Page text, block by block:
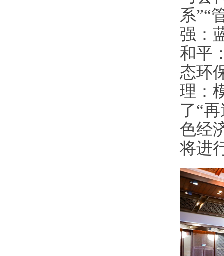
系”“
强：
和平
态环
理：
了“
色经
将进